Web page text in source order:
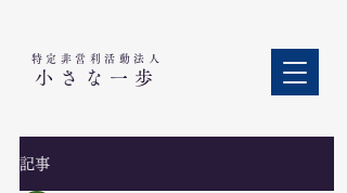
特定非営利活動法人​
小さな一歩
記事